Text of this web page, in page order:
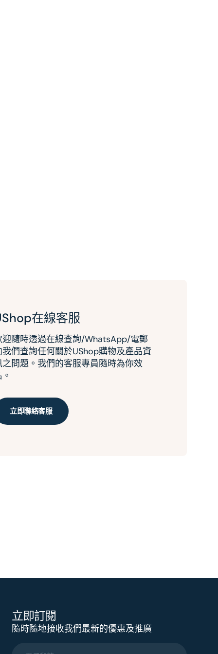
在線客服
迎隨時透過在線查詢/WhatsApp/電郵
我們查詢任何關於UShop購物及產品資
之問題。我們的客服專員隨時為你效
立即聯絡客服
立即訂閱
隨時隨地接收我們最新的優惠及推廣